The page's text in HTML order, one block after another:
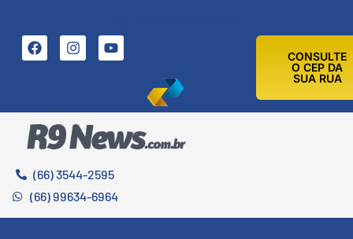
CONSULTE
O CEP DA
SUA RUA
(66) 3544-2595
(66) 99634-6964